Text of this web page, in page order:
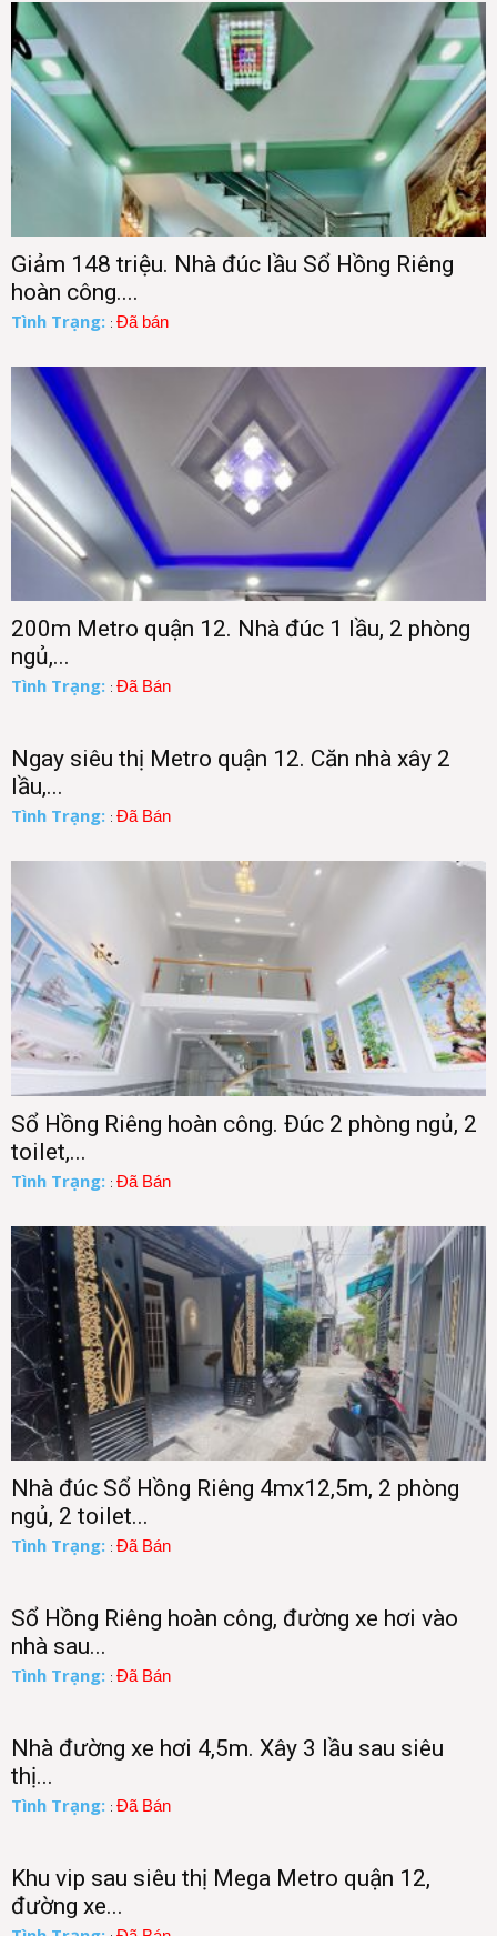
Giảm 148 triệu. Nhà đúc lầu Sổ Hồng Riêng
hoàn công....
Tình Trạng: : Đã bán
200m Metro quận 12. Nhà đúc 1 lầu, 2 phòng
ngủ,...
Tình Trạng: : Đã Bán
Ngay siêu thị Metro quận 12. Căn nhà xây 2
lầu,...
Tình Trạng: : Đã Bán
Sổ Hồng Riêng hoàn công. Đúc 2 phòng ngủ, 2
toilet,...
Tình Trạng: : Đã Bán
Nhà đúc Sổ Hồng Riêng 4mx12,5m, 2 phòng
ngủ, 2 toilet...
Tình Trạng: : Đã Bán
Sổ Hồng Riêng hoàn công, đường xe hơi vào
nhà sau...
Tình Trạng: : Đã Bán
Nhà đường xe hơi 4,5m. Xây 3 lầu sau siêu
thị...
Tình Trạng: : Đã Bán
Khu vip sau siêu thị Mega Metro quận 12,
đường xe...